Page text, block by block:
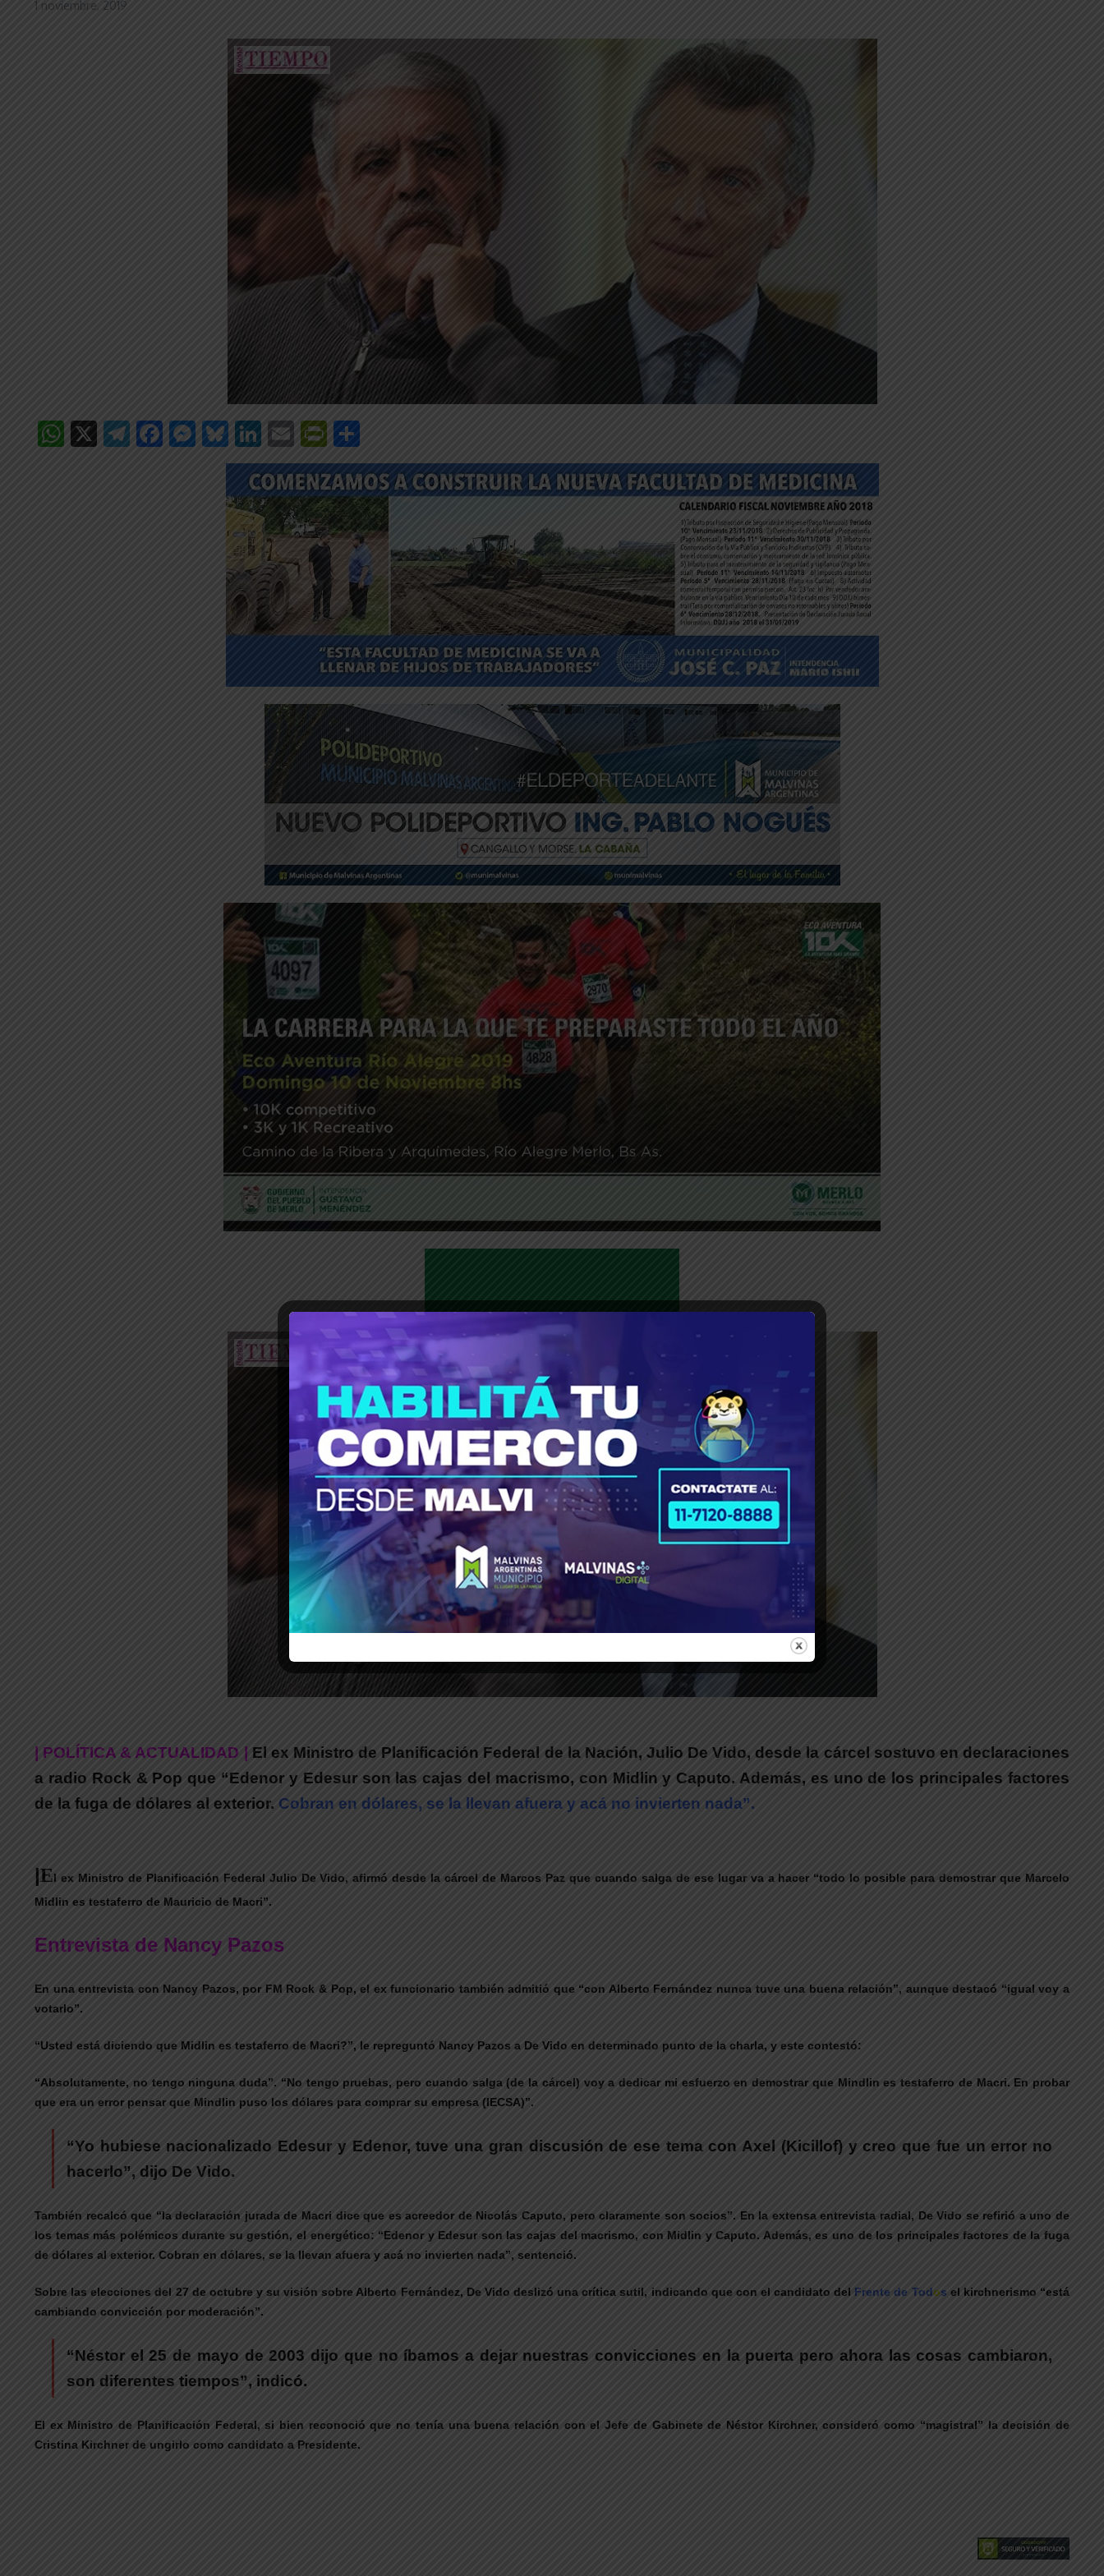
1 noviembre, 2019
WhatsApp
X Telegram
Facebook
Messenger
Bluesky
LinkedIn
EmailPrintFriendly
| POLÍTICA & ACTUALIDAD |
El ex Ministro de Planificación Federal de la Nación, Julio De Vido, desde la cárcel sostuvo en declaraciones
a radio Rock & Pop que “Edenor y Edesur son las cajas del macrismo, con Midlin y Caputo. Además, es uno de los principales factores
de la fuga de dólares al exterior. Cobran en dólares, se la llevan afuera y acá no invierten nada”.
|El ex Ministro de Planificación Federal Julio De Vido, afirmó desde la cárcel de Marcos Paz que cuando salga de ese lugar va a hacer “todo lo posible para demostrar que Marcelo
Midlin es testaferro de Mauricio de Macri”.
Entrevista de Nancy Pazos
En una entrevista con Nancy Pazos, por FM Rock & Pop, el ex funcionario también admitió que “con Alberto Fernández nunca tuve una buena relación”, aunque destacó “igual voy a
votarlo”.
“Usted está diciendo que Midlin es testaferro de Macri?”, le repreguntó Nancy Pazos a De Vido en determinado punto de la charla, y este contestó:
“Absolutamente, no tengo ninguna duda”. “No tengo pruebas, pero cuando salga (de la cárcel) voy a dedicar mi esfuerzo en demostrar que Mindlin es testaferro de Macri. En probar
que era un error pensar que Mindlin puso los dólares para comprar su empresa (IECSA)”.
“Yo hubiese nacionalizado Edesur y Edenor, tuve una gran discusión de ese tema con Axel (Kicillof) y creo que fue un error no
hacerlo”, dijo De Vido.
También recalcó que “la declaración jurada de Macri dice que es acreedor de Nicolás Caputo, pero claramente son socios”. En la extensa entrevista radial, De Vido se refirió a uno de
los temas más polémicos durante su gestión, el energético: “Edenor y Edesur son las cajas del macrismo, con Midlin y Caputo. Además, es uno de los principales factores de la fuga
de dólares al exterior. Cobran en dólares, se la llevan afuera y acá no invierten nada”, sentenció.
Sobre las elecciones del 27 de octubre y su visión sobre Alberto Fernández, De Vido deslizó una crítica sutil, indicando que con el candidato del Frente de Todos el kirchnerismo “está
cambiando convicción por moderación”.
“Néstor el 25 de mayo de 2003 dijo que no íbamos a dejar nuestras convicciones en la puerta pero ahora las cosas cambiaron,
son diferentes tiempos”, indicó.
El ex Ministro de Planificación Federal, si bien reconoció que no tenía una buena relación con el Jefe de Gabinete de Néstor Kirchner, consideró como “magistral” la decisión de
Cristina Kirchner de ungirlo como candidato a Presidente.